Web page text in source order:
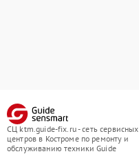
СЦ ktm.guide-fix.ru - сеть сервисных
центров в Костроме по ремонту и
обслуживанию техники Guide